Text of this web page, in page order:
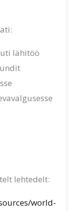
lähitöö
lehtedelt:
world-